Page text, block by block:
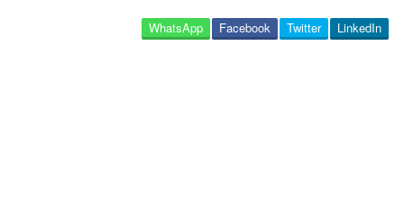
LinkedIn
Twitter
Facebook
WhatsApp